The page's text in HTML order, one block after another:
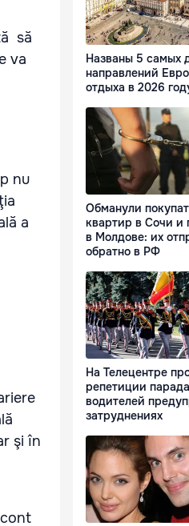
să
va
nu
a
şi în
Названы 5 самых
направлений
отдыха в 2026
Обманули
квартир в Сочи и
в Молдове: их
обратно в РФ
На Телецентре
репетиции
водителей
затруднениях